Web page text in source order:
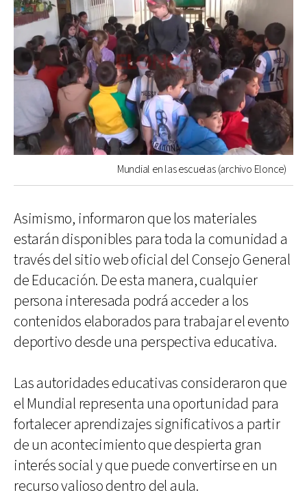
Mundial en las escuelas (archivo Elonce)
Asimismo, informaron que los materiales
estarán disponibles para toda la comunidad a
través del sitio web oficial del Consejo General
de Educación. De esta manera, cualquier
persona interesada podrá acceder a los
contenidos elaborados para trabajar el evento
deportivo desde una perspectiva educativa.
Las autoridades educativas consideraron que
el Mundial representa una oportunidad para
fortalecer aprendizajes significativos a partir
de un acontecimiento que despierta gran
interés social y que puede convertirse en un
recurso valioso dentro del aula.